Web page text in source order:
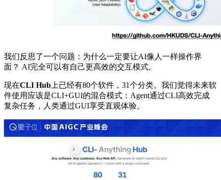
我们反思了一个问题：为什么一定要让AI像人一样操作界
面？ AI完全可以有自己更高效的交互模式。
现在CLI Hub 上已经有80个软件，31个分类。我们觉得未来软
件使用应该是CLI+GUI的混合模式：Agent通过CLI高效完成
复杂任务，人类通过GUI享受直观体验。